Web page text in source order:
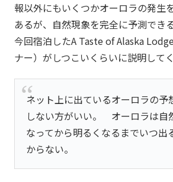
報以外にもいくつかオーロラの発生
あるが、自然現象を完全に予測でき
今回宿泊したA Taste of Alaska
ナー）がしつこいくらいに説明して
ネット上に出ているオーロラの予
しない方がいい。 オーロラは
なってから明るくなるまでいつ出
からない。